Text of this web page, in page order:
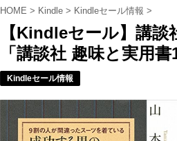
HOME > Kindle > Kindleセール情報 >
【Kindleセール】講
「講談社 趣味と実用
Kindleセール情報